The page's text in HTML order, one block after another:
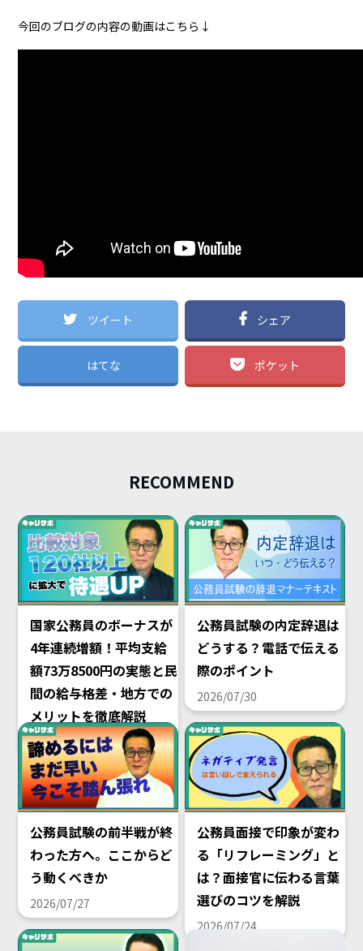
今回のブログの内容の動画はこちら↓
ツイート シェア
はてな ポケット
RECOMMEND
国家公務員のボーナスが
4年連続増額！平均支給
額73万8500円の実態と民
間の給与格差・地方での
メリットを徹底解説
2026/08/02
公務員試験の内定辞退は
どうする？電話で伝える
際のポイント
2026/07/30
公務員試験の前半戦が終
わった方へ。ここからど
う動くべきか
2026/07/27
公務員面接で印象が変わ
る「リフレーミング」と
は？面接官に伝わる言葉
選びのコツを解説
2026/07/24